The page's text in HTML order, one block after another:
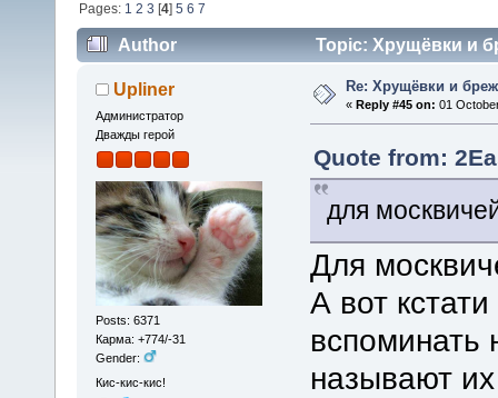
Pages: 1 2 3 [4]5 6 7
Author Topic: Хрущёвки и
Upliner
Администратор
Дважды герой
Posts: 6371
Карма: +774/-31
Gender:
Кис-кис-кис!
Re: Хрущёвки и
«Reply #45 on: 01
Quote from:
для
Для
А вот
вспоминать
называют